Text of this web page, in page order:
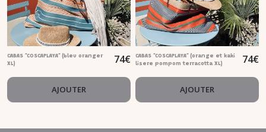
CABAS "COSCAPLAYA" (bleu oranger
XL)
74€
AJOUTER
CABAS "COSCAPLAYA" (orange et kaki
lisere pompom terracotta XL)
74€
AJOUTER